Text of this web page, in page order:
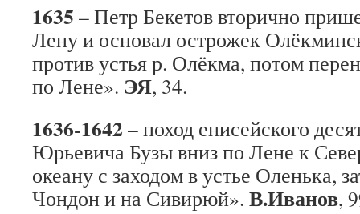
1635 – Петр Бекетов вторично
Лену и основал острожек
против устья р. Олёкма, потом
по Лене». ЭЯ, 34.
1636-1642 – поход енисейского
Юрьевича Бузы вниз по Лене к
океану с заходом в устье Оленька,
Чондон и на Сивирюй». В.Иванов,